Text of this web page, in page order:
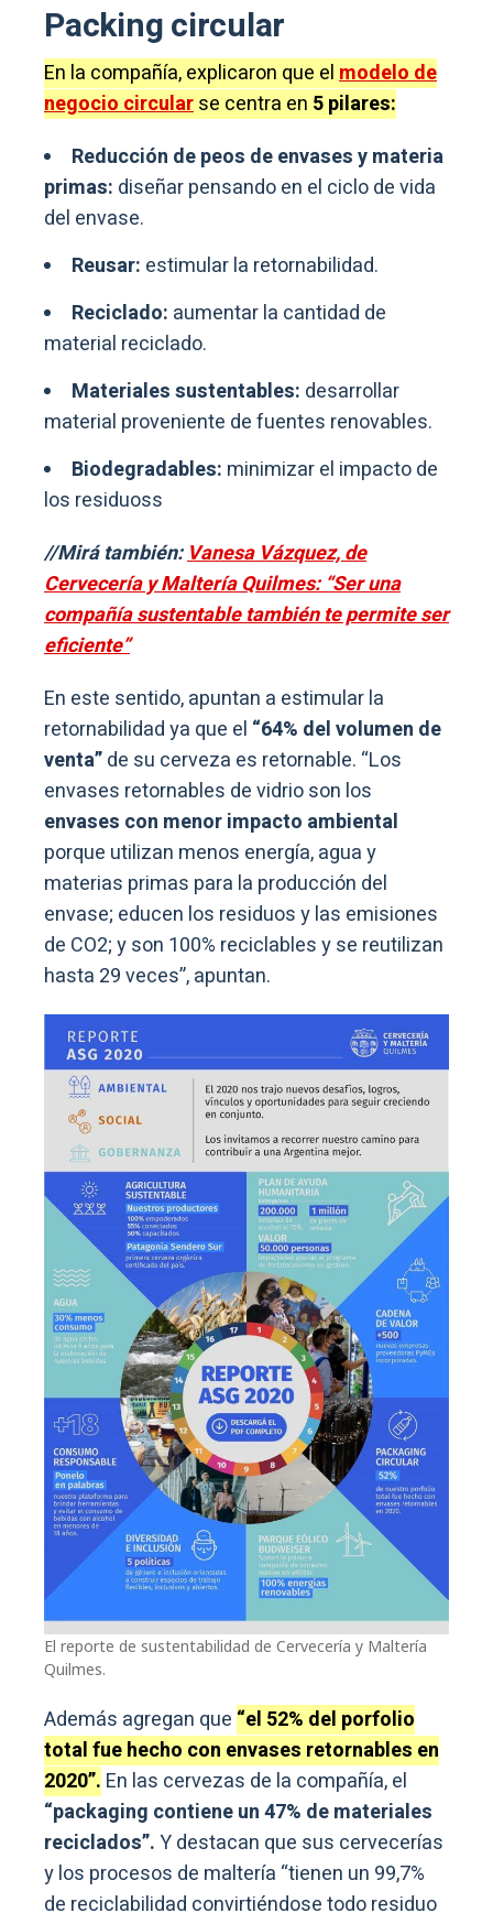
Packing circular
En la compañía, explicaron que elmodelo de
negocio circularse centra en 5 pilares:
Reducción de peos de envases y materia
primas: diseñar pensando en el ciclo de vida
del envase.
Reusar: estimular la retornabilidad.
Reciclado: aumentar la cantidad de
material reciclado.
Materiales sustentables: desarrollar
material proveniente de fuentes renovables.
Biodegradables: minimizar el impacto de
los residuoss
//Mirá también:Vanesa Vázquez, de
Cervecería y Maltería Quilmes: “Ser una
compañía sustentable también te permite ser
eficiente”
En este sentido, apuntan a estimular la
retornabilidad ya que el “64% del volumen de
venta”de su cerveza es retornable. “Los
envases retornables de vidrio son los
envases con menor impacto ambiental
porque utilizan menos energía, agua y
materias primas para la producción del
envase; educen los residuos y las emisiones
de CO2; y son 100% reciclables y se reutilizan
hasta 29 veces”, apuntan.
El reporte de sustentabilidad de Cervecería y Maltería
Quilmes.
Además agregan que “el 52% del porfolio
total fue hecho con envases retornables en
2020”. En las cervezas de la compañía, el
“packaging contiene un 47% de materiales
reciclados”.Y destacan que sus cervecerías
y los procesos de maltería “tienen un 99,7%
de reciclabilidad convirtiéndose todo residuo